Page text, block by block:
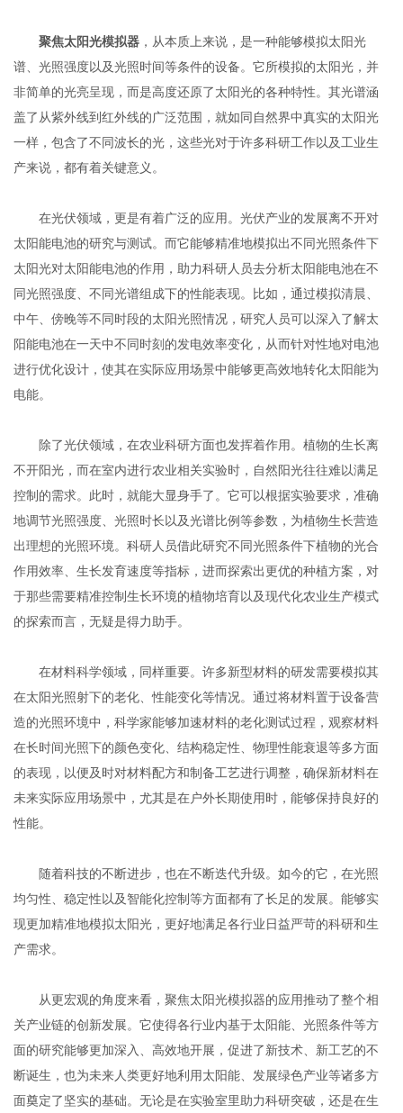
聚焦太阳光模拟器 ，从本质上来说，是一种能够模拟太阳光
谱、光照强度以及光照时间等条件的设备。它所模拟的太阳光，并
非简单的光亮呈现，而是高度还原了太阳光的各种特性。其光谱涵
盖了从紫外线到红外线的广泛范围，就如同自然界中真实的太阳光
一样，包含了不同波长的光，这些光对于许多科研工作以及工业生
产来说，都有着关键意义。
在光伏领域，更是有着广泛的应用。光伏产业的发展离不开对
太阳能电池的研究与测试。而它能够精准地模拟出不同光照条件下
太阳光对太阳能电池的作用，助力科研人员去分析太阳能电池在不
同光照强度、不同光谱组成下的性能表现。比如，通过模拟清晨、
中午、傍晚等不同时段的太阳光照情况，研究人员可以深入了解太
阳能电池在一天中不同时刻的发电效率变化，从而针对性地对电池
进行优化设计，使其在实际应用场景中能够更高效地转化太阳能为
电能。
除了光伏领域，在农业科研方面也发挥着作用。植物的生长离
不开阳光，而在室内进行农业相关实验时，自然阳光往往难以满足
控制的需求。此时，就能大显身手了。它可以根据实验要求，准确
地调节光照强度、光照时长以及光谱比例等参数，为植物生长营造
出理想的光照环境。科研人员借此研究不同光照条件下植物的光合
作用效率、生长发育速度等指标，进而探索出更优的种植方案，对
于那些需要精准控制生长环境的植物培育以及现代化农业生产模式
的探索而言，无疑是得力助手。
在材料科学领域，同样重要。许多新型材料的研发需要模拟其
在太阳光照射下的老化、性能变化等情况。通过将材料置于设备营
造的光照环境中，科学家能够加速材料的老化测试过程，观察材料
在长时间光照下的颜色变化、结构稳定性、物理性能衰退等多方面
的表现，以便及时对材料配方和制备工艺进行调整，确保新材料在
未来实际应用场景中，尤其是在户外长期使用时，能够保持良好的
性能。
随着科技的不断进步，也在不断迭代升级。如今的它，在光照
均匀性、稳定性以及智能化控制等方面都有了长足的发展。能够实
现更加精准地模拟太阳光，更好地满足各行业日益严苛的科研和生
产需求。
从更宏观的角度来看，聚焦太阳光模拟器的应用推动了整个相
关产业链的创新发展。它使得各行业内基于太阳能、光照条件等方
面的研究能够更加深入、高效地开展，促进了新技术、新工艺的不
断诞生，也为未来人类更好地利用太阳能、发展绿色产业等诸多方
面奠定了坚实的基础。无论是在实验室里助力科研突破，还是在生